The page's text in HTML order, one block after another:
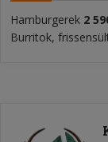
Hamburgerek 2
Burritok,